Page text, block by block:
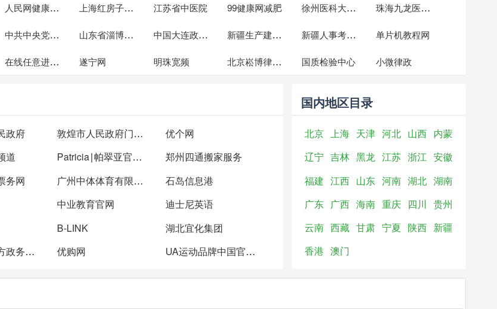
人民网健康频道 上海红房子妇产科医院 江苏省中医院 99健康网减肥 徐州医科大学附属第三医院
珠海九龙医院03
中共中央党校网站 山东省淄博市人民政府主网 中国大连政府门户网站 新疆生产建设兵团 新疆人事考试中心 单片机教程网
在线任意进制转换计算 遂宁网 明珠宽频 北京崧博律师事务所 国质检验中心 小微律政
政府 敦煌市人民政府门户网站
优个网
道 Patricia∣帕翠亚官方官网
郑州四通搬家服务
务网 广州中体体育有限责任公司
石岛信息港
中业教育官网
迪士尼英语
B-LINK
湖北宜化集团
中国贵州大方政务门户网站 优购网 UA运动品牌中国官方商城
国内地区目录
北京 上海 天津 河北 山西 内蒙
古
辽宁 吉林 黑龙
江
江苏 浙江 安徽
福建 江西 山东 河南 湖北 湖南
广东 广西 海南 重庆 四川 贵州
云南 西藏 甘肃 宁夏 陕西 新疆
香港 澳门